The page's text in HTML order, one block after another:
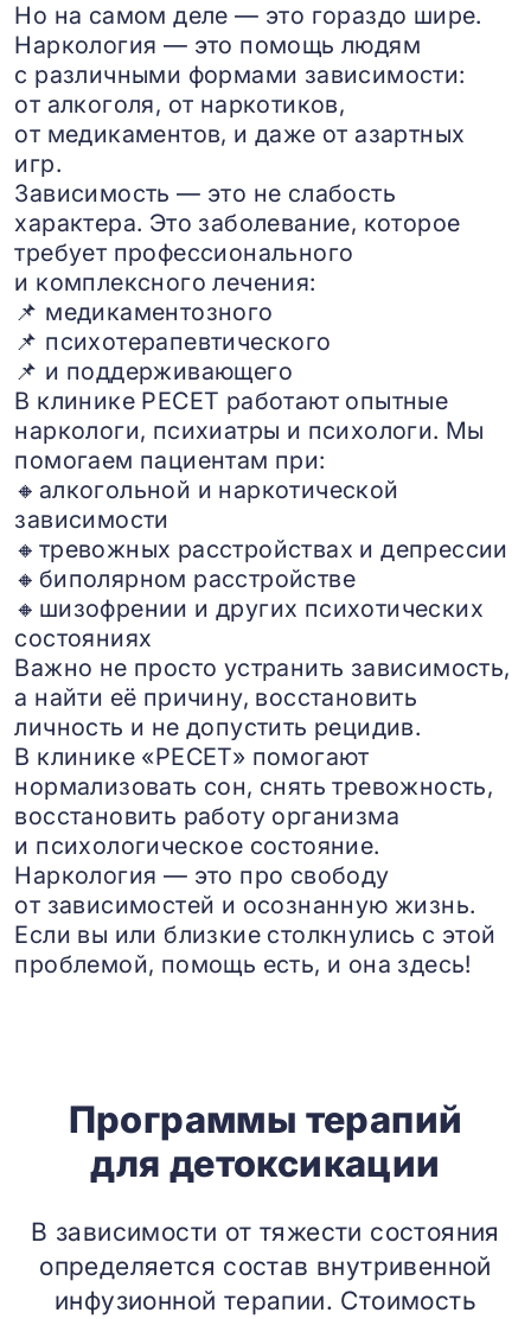
Но на самом деле — это гораздо шире.
Наркология — это помощь людям
с различными формами зависимости:
от алкоголя, от наркотиков,
от медикаментов, и даже от азартных
игр.
Зависимость — это не слабость
характера. Это заболевание, которое
требует профессионального
и комплексного лечения:
📌 медикаментозного
📌 психотерапевтического
📌 и поддерживающего
В клинике РЕСЕТ работают опытные
наркологи, психиатры и психологи. Мы
помогаем пациентам при:
🔸алкогольной и наркотической
зависимости
🔸тревожных расстройствах и депрессии
🔸биполярном расстройстве
🔸шизофрении и других психотических
состояниях
Важно не просто устранить зависимость,
а найти её причину, восстановить
личность и не допустить рецидив.
В клинике «РЕСЕТ» помогают
нормализовать сон, снять тревожность,
восстановить работу организма
и психологическое состояние.
Наркология — это про свободу
от зависимостей и осознанную жизнь.
Если вы или близкие столкнулись с этой
проблемой, помощь есть, и она здесь!
Программы терапий
для детоксикации
В зависимости от тяжести состояния
определяется состав внутривенной
инфузионной терапии. Стоимость